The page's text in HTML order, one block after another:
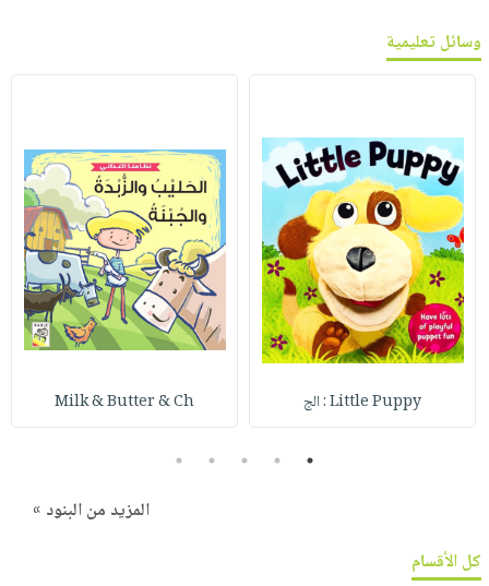
وسائل تعليمية
Little Puppy : الج Milk & Butter & Ch
1
2
3
4
5
المزيد من البنود »
كل الأقسام